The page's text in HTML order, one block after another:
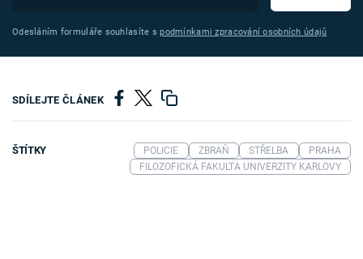
Odesláním formuláře souhlasíte spodmínkami zpracování osobních údajů
SDÍLEJTE ČLÁNEK
ŠTÍTKY POLICIE ZBRAŇ STŘELBA
PRAHA
FILOZOFICKÁ FAKULTA UNIVERZITY KARLOVY